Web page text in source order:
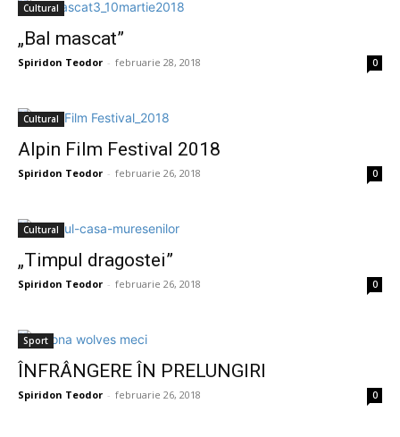
Cultural
„Bal mascat”
Spiridon Teodor - februarie 28, 2018 0
Cultural
Alpin Film Festival 2018
Spiridon Teodor - februarie 26, 2018 0
Cultural
„Timpul dragostei”
Spiridon Teodor - februarie 26, 2018 0
Sport
ÎNFRÂNGERE ÎN PRELUNGIRI
Spiridon Teodor - februarie 26, 2018 0